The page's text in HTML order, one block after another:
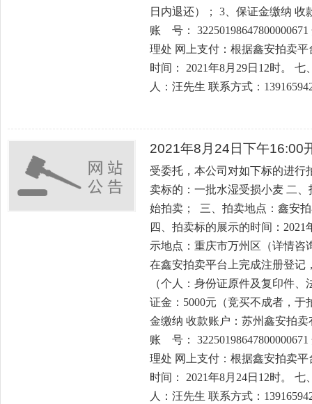
日内退还）； 3、保证金缴纳
账 号：
理处 网上支付：根据鑫安拍卖
时间： 2021年8月29日12时。
人：汪先生 联系方式：
2021年8月24日下午16:00
受委托，本公司对如下标的进行
卖标的：一批水湿受损小麦 二、
始拍卖； 三、拍卖地点：鑫安
四、拍卖标的展示的时间：2021
示地点：重庆市万州区（详情咨
在鑫安拍卖平台上完成注册登记
（个人：身份证原件及复印件
证金：5000元（竞买不成者，
金缴纳 收款账户：苏州鑫安拍卖
账 号：
理处 网上支付：根据鑫安拍卖
时间： 2021年8月24日12时。
人：汪先生 联系方式：